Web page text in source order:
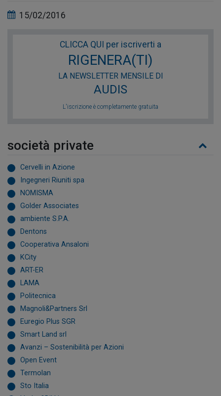
15/02/2016
CLICCA QUI per iscriverti a
RIGENERA(TI)
LA NEWSLETTER MENSILE DI
AUDIS
L'iscrizione è completamente gratuita
società private
Cervelli in Azione
Ingegneri Riuniti spa
NOMISMA
Golder Associates
ambiente S.P.A.
Dentons
Cooperativa Ansaloni
KCity
ART-ER
LAMA
Politecnica
Magnoli&Partners Srl
Euregio Plus SGR
Smart Land srl
Avanzi – Sostenibilità per Azioni
Open Event
Termolan
Sto Italia